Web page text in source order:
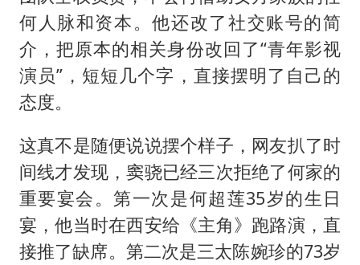
何人脉和资本。他还改了社交账号的简
介，把原本的相关身份改回了“青年影视
演员”，短短几个字，直接摆明了自己的
态度。
这真不是随便说说摆个样子，网友扒了时
间线才发现，窦骁已经三次拒绝了何家的
重要宴会。第一次是何超莲35岁的生日
宴，他当时在西安给《主角》跑路演，直
接推了缺席。第二次是三太陈婉珍的73岁